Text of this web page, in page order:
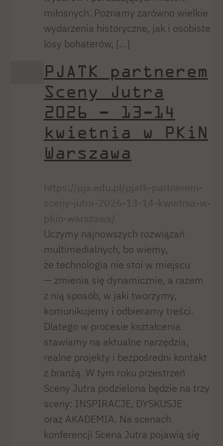
miłosnych. Poznamy zarówno wielkie
wydarzenia historyczne, jak i osobiste
losy bohaterów, […]
PJATK partnerem
Sceny Jutra
2026 – 13-14
kwietnia w PKiN
Warszawa
https://pja.edu.pl/pjatk-partnerem-
sceny-jutra-2026-13-14-kwietnia-w-
pkin-warszawa/
Uczymy najnowszych rozwiązań
multimedialnych, bo wiemy,
że technologia nie stoi w miejscu
— zmienia się dynamicznie, a razem
z nią sposób, w jaki tworzymy,
komunikujemy i odbieramy treści.
Dlatego w procesie kształcenia
stawiamy na aktualne narzędzia,
realne projekty i bezpośredni kontakt
z branżą. W tym roku przestrzeń
Sceny Jutra podzielona będzie na trzy
sceny: INSPIRACJE, DYSKUSJE
oraz AKADEMIA. Na scenach
konferencji Scena Jutra pojawią się